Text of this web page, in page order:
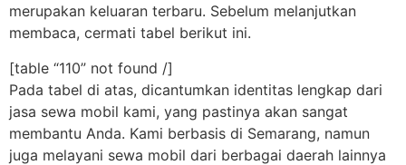
merupakan keluaran terbaru. Sebelum melanjutkan
membaca, cermati tabel berikut ini.
[table “110” not found /]
Pada tabel di atas, dicantumkan identitas lengkap dari
jasa sewa mobil kami, yang pastinya akan sangat
membantu Anda. Kami berbasis di Semarang, namun
juga melayani sewa mobil dari berbagai daerah lainnya